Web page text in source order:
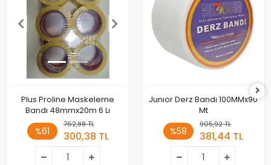
Plus Proline Maskeleme
Bandı 48mmx20m 6 Lı
%61
762,88 TL
300,38 TL
Junıor Derz Bandı 100MMx90
Mt
%58
905,92 TL
381,44 TL